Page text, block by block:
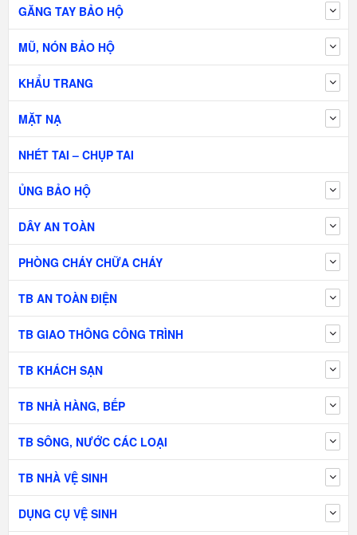
GĂNG TAY BẢO HỘ
MŨ, NÓN BẢO HỘ
KHẨU TRANG
MẶT NẠ
NHÉT TAI – CHỤP TAI
ỦNG BẢO HỘ
DÂY AN TOÀN
PHÒNG CHÁY CHỮA CHÁY
TB AN TOÀN ĐIỆN
TB GIAO THÔNG CÔNG TRÌNH
TB KHÁCH SẠN
TB NHÀ HÀNG, BẾP
TB SÔNG, NƯỚC CÁC LOẠI
TB NHÀ VỆ SINH
DỤNG CỤ VỆ SINH